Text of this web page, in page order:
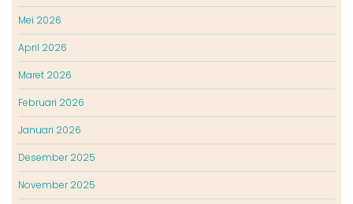
Mei 2026
April 2026
Maret 2026
Februari 2026
Januari 2026
Desember 2025
November 2025